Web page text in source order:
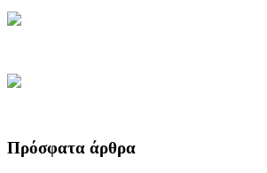
Πρόσφατα άρθρα